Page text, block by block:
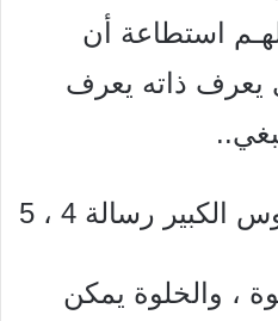
استطاعة أن
يعرف ذاته يعرف
الكبير رسالة 4 ، 5
، والخلوة يمكن